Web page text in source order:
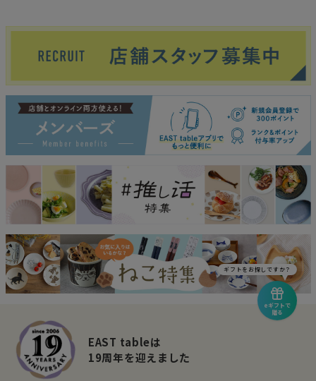
EAST tableは
19周年を迎えました
eギフトで
贈る
ギフトをお探しですか？